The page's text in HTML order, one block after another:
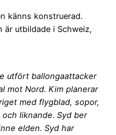
känns konstruerad.
är utbildade i Schweiz,
utfört ballongaattacker
mot Nord. Kim planerar
med flygblad, sopor,
liknande. Syd ber
elden. Syd har